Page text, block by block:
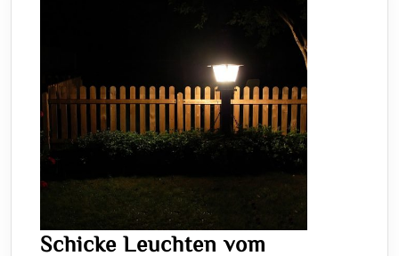
Schicke Leuchten vom